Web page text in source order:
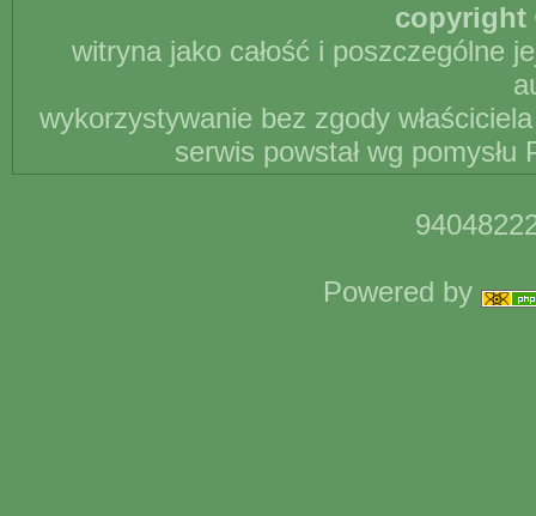
copyright
witryna jako całość i poszczególne
wykorzystywanie bez zgody
serwis powstał wg
Powered by